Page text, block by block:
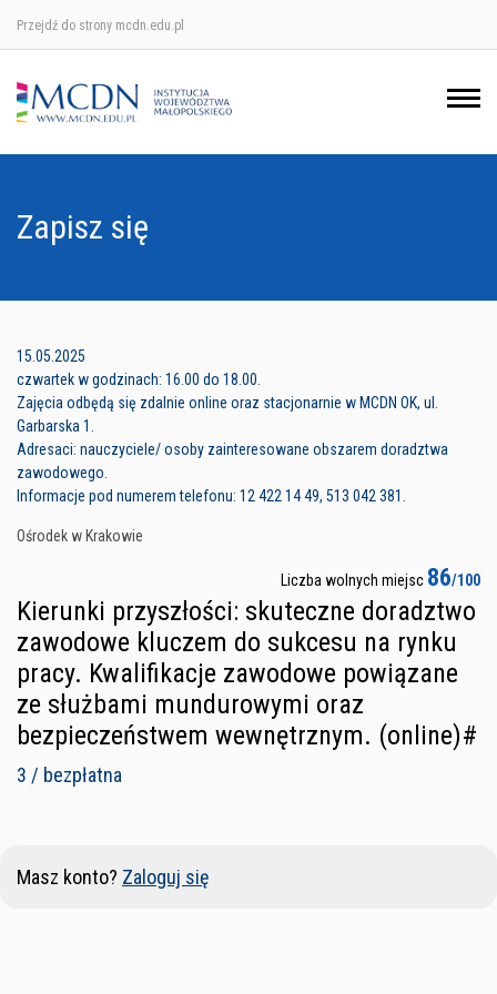
Przejdź do strony mcdn.edu.pl
Zapisz się
15.05.2025
czwartek w godzinach: 16.00 do 18.00.
Zajęcia odbędą się zdalnie online oraz stacjonarnie w MCDN OK, ul.
Garbarska 1.
Adresaci: nauczyciele/ osoby zainteresowane obszarem doradztwa
zawodowego.
Informacje pod numerem telefonu: 12 422 14 49, 513 042 381.
Ośrodek w Krakowie
Liczba wolnych miejsc 86/100
Kierunki przyszłości: skuteczne doradztwo
zawodowe kluczem do sukcesu na rynku
pracy. Kwalifikacje zawodowe powiązane
ze służbami mundurowymi oraz
bezpieczeństwem wewnętrznym. (online)#
3 / bezpłatna
Masz konto? Zaloguj się
Ośrodek w Krakowie
Ośrodek w Nowym Sączu
Ośrodek w Tarnowie